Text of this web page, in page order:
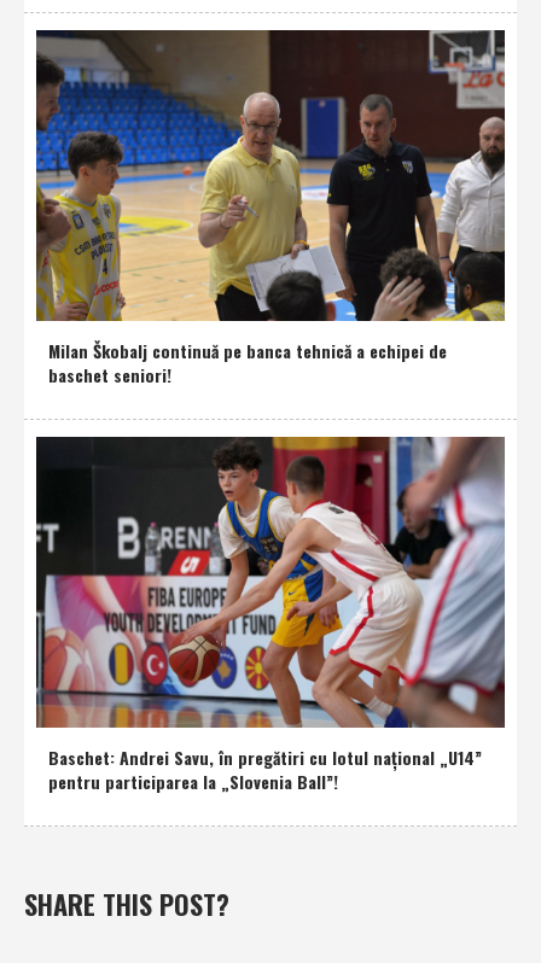
Milan Škobalj continuă pe banca tehnică a echipei de
baschet seniori!
Baschet: Andrei Savu, în pregătiri cu lotul naţional „U14”
pentru participarea la „Slovenia Ball”!
SHARE THIS POST?